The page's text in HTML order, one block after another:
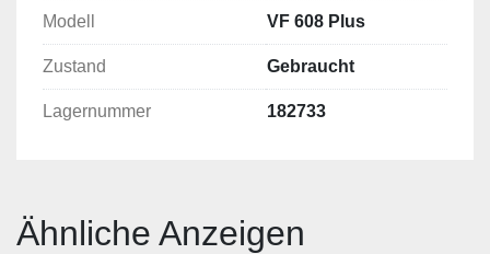
Modell VF 608 Plus
Zustand Gebraucht
Lagernummer 182733
Ähnliche Anzeigen